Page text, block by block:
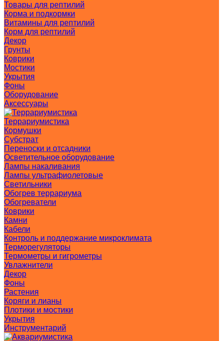
Товары для рептилий
Корма и подкормки
Витамины для рептилий
Корм для рептилий
Декор
Грунты
Коврики
Мостики
Укрытия
Фоны
Оборудование
Аксессуары
Террариумистика
Кормушки
Субстрат
Переноски и отсадники
Осветительное оборудование
Лампы накаливания
Лампы ультрафиолетовые
Светильники
Обогрев террариума
Обогреватели
Коврики
Камни
Кабели
Контроль и поддержание микроклимата
Терморегуляторы
Термометры и гигрометры
Увлажнители
Декор
Фоны
Растения
Коряги и лианы
Плотики и мостики
Укрытия
Инструментарий